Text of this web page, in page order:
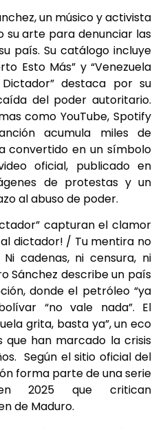
un músico y activista
su arte para denunciar las
país. Su catálogo incluye
Esto Más” y “Venezuela
Dictador” destaca por su
del poder autoritario.
como YouTube, Spotify
acumula miles de
convertido en un símbolo
oficial, publicado en
de protestas y un
al abuso de poder.
capturan el clamor
al dictador! / Tu mentira no
cadenas, ni censura, ni
Sánchez describe un país
donde el petróleo “ya
“no vale nada”. El
grita, basta ya”, un eco
que han marcado la crisis
Según el sitio oficial del
forma parte de una serie
2025 que critican
de Maduro.